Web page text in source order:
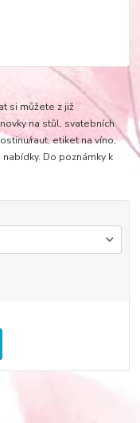
si můžete z již
na stůl, svatebních
raut, etiket na víno,
Do poznámky k